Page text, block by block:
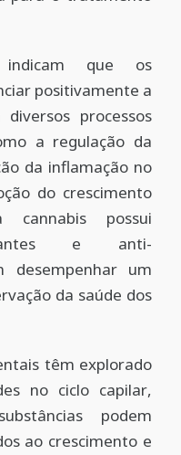
indicam que os
positivamente a
processos
a regulação da
da inflamação no
do crescimento
possui
e anti-
desempenhar um
da saúde dos
têm explorado
no ciclo capilar,
podem
ao crescimento e